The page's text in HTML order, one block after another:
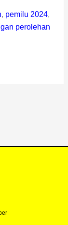
, pemilu 2024,
perolehan